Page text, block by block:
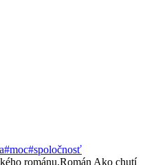
#moc#spoločnosť
románu.Román Ako chutí